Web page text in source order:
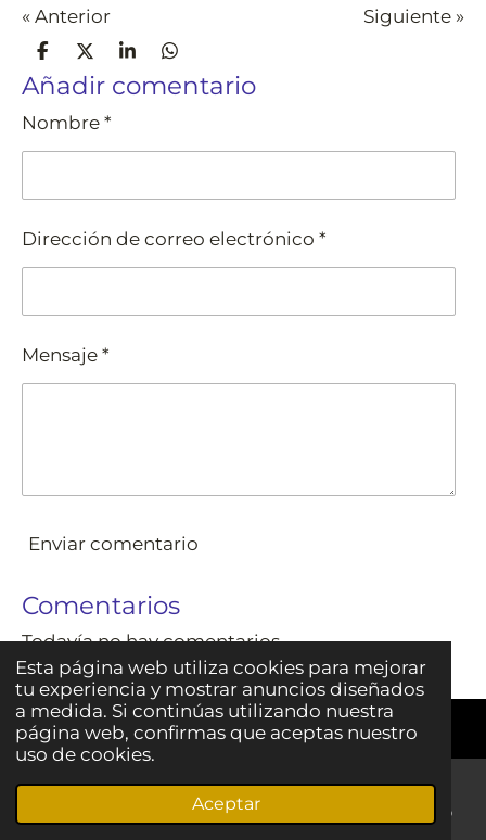
Esta página web utiliza cookies para mejorar
tu experiencia y mostrar anuncios diseñados
a medida. Si continúas utilizando nuestra
página web, confirmas que aceptas nuestro
uso de cookies.
Aceptar
«Anterior Siguiente »
C
o
m
p
r
i
C
o
m
p
r
i
C
o
m
r
i
C
o
m
r
i
Añadir comentario
Nombre *
Dirección de correo electrónico *
Mensaje *
Enviar comentario
Comentarios
Todavía no hay comentarios
Teléfono WhatsApp